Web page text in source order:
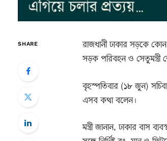
SHARE
রাজধানী ঢাকার সড়কে
সড়ক পরিবহন ও
বৃহস্পতিবার (১৮ জুন)
এসব কথা বলেন।
মন্ত্রী জানান, ঢাকার বাস